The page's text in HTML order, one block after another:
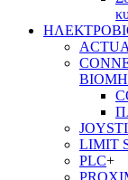
LIMIT
PLC+